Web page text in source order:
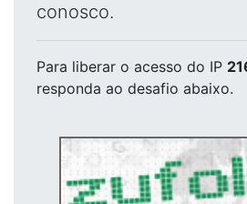
conosco.
Para liberar o acesso do IP
responda ao desafio abaixo.